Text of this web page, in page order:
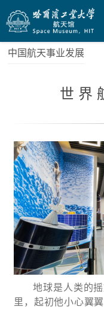
中国航天事业发展
世界
地球是人类的
里，起初他小心翼